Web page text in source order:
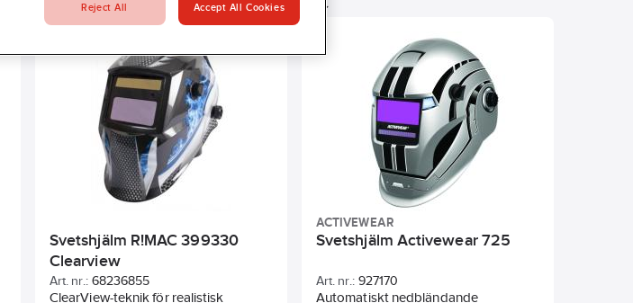
Automatiskt svetsglas Typ av lins
Svetshjälm R!MAC 399330
Clearview
Art. nr.: 68236855
ClearView-teknik för realistisk
ACTIVEWEAR
Svetshjälm Activewear 725
Art. nr.: 927170
Automatiskt nedbländande
Reject All Accept All Cookies